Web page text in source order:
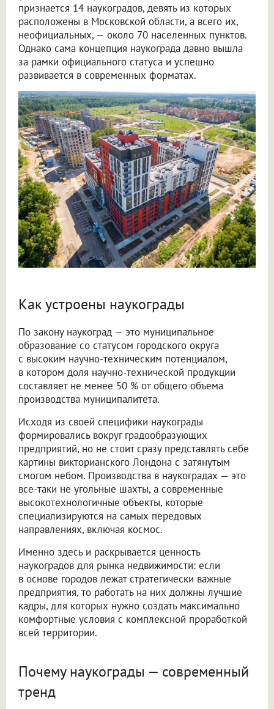
признается 14 наукоградов, девять из которых
расположены в Московской области, а всего их,
неофициальных, — около 70 населенных пунктов.
Однако сама концепция наукограда давно вышла
за рамки официального статуса и успешно
развивается в современных форматах.
Как устроены наукограды
По закону наукоград — это муниципальное
образование со статусом городского округа
с высоким научно-техническим потенциалом,
в котором доля научно-технической продукции
составляет не менее 50 % от общего объема
производства муниципалитета.
Исходя из своей специфики наукограды
формировались вокруг градообразующих
предприятий, но не стоит сразу представлять себе
картины викторианского Лондона с затянутым
смогом небом. Производства в наукоградах — это
все-таки не угольные шахты, а современные
высокотехнологичные объекты, которые
специализируются на самых передовых
направлениях, включая космос.
Именно здесь и раскрывается ценность
наукоградов для рынка недвижимости: если
в основе городов лежат стратегически важные
предприятия, то работать на них должны лучшие
кадры, для которых нужно создать максимально
комфортные условия с комплексной проработкой
всей территории.
Почему наукограды — современный
тренд